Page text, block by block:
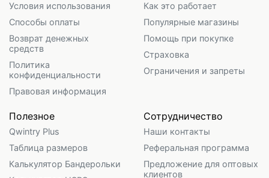
Условия использования
Способы оплаты
Возврат денежных
средств
Политика
конфиденциальности
Правовая информация
Как это работает
Популярные магазины
Помощь при покупке
Страховка
Ограничения и запреты
Полезное
Qwintry Plus
Таблица размеров
Калькулятор Бандерольки
Сотрудничество
Наши контакты
Реферальная программа
Предложение для оптовых
клиентов